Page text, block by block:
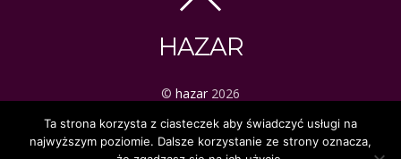
HAZAR
© hazar 2026
ezoteryka | tarot | mistyka
Ta strona korzysta z ciasteczek aby świadczyć usługi na
najwyższym poziomie. Dalsze korzystanie ze strony oznacza,